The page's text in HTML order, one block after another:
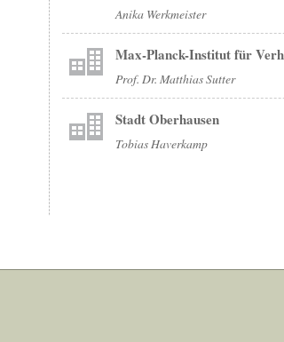
Anika Werkmeister
Max-Planck-Institut für
Prof. Dr. Matthias Sutter
Stadt Oberhausen
Tobias Haverkamp